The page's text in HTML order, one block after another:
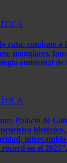
ruta: combate a
manglares,
ambiental
Palacio de
en el 2025”.​